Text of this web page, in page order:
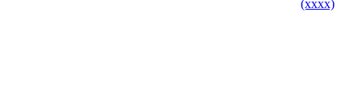
(xxxx)